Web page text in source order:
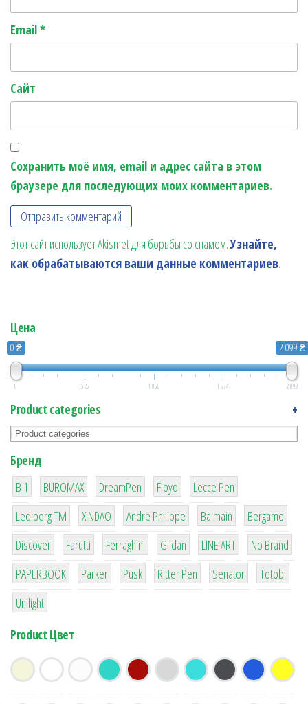
Email*
Сайт
Сохранить моё имя, email и адрес сайта в этом
браузере для последующих моих комментариев.
Этот сайт использует Akismet для борьбы со спамом.Узнайте,
как обрабатываются ваши данные комментариев.
Цена
0 ₴ 2 099 ₴
0 525 1 050 1 574 2 099
Product categories +
Бренд
B 1
1
BUROMAX
1
DreamPen
2
Floyd
2
Lecce Pen
3
Lediberg ТМ
3
XINDAO
1
Andre Philippe
4
Balmain
26
Bergamo
64
Discover
299
Farutti
4
Ferraghini
42
Gildan
4
LINE ART
90
No Brand
8
PAPERBOOK
6
Parker
2
Pusk
22
Ritter Pen
15
Senator
43
Totobi
1
Unilight
Product Цвет